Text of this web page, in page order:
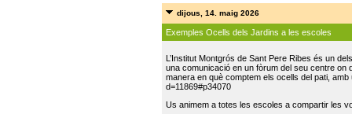
dijous, 14. maig 2026
Exemples Ocells dels Jardins a les escoles
L’Institut Montgrós de Sant Pere Ribes és un
una comunicació en un fòrum del seu centre on
manera en què comptem els ocells del pati,
d=11869#p34070
Us animem a totes les escoles a compartir les